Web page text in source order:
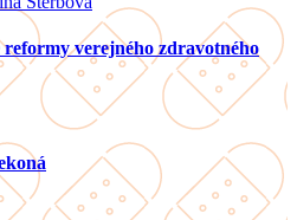
verejného zdravotného